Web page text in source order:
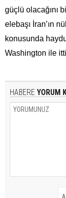
güçlü olacağını
elebaşı İran’ın
konusunda
Washington ile
HABERE YORUM